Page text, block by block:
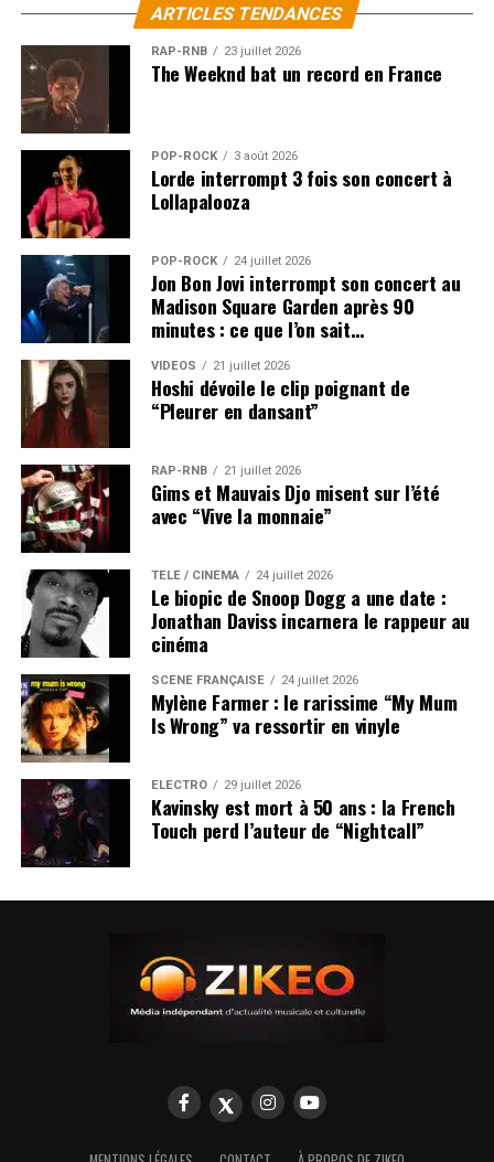
ARTICLES TENDANCES
RAP-RNB 23 juillet 2026
The Weeknd bat un record en France
POP-ROCK 3 août 2026
Lorde interrompt 3 fois son concert à
Lollapalooza
POP-ROCK 24 juillet 2026
Jon Bon Jovi interrompt son concert au
Madison Square Garden après 90
minutes : ce que l’on sait…
VIDEOS 21 juillet 2026
Hoshi dévoile le clip poignant de
“Pleurer en dansant”
RAP-RNB 21 juillet 2026
Gims et Mauvais Djo misent sur l’été
avec “Vive la monnaie”
TÉLÉ / CINÉMA 24 juillet 2026
Le biopic de Snoop Dogg a une date :
Jonathan Daviss incarnera le rappeur au
cinéma
SCÈNE FRANÇAISE 24 juillet 2026
Mylène Farmer : le rarissime “My Mum
Is Wrong” va ressortir en vinyle
ÉLECTRO 29 juillet 2026
Kavinsky est mort à 50 ans : la French
Touch perd l’auteur de “Nightcall”